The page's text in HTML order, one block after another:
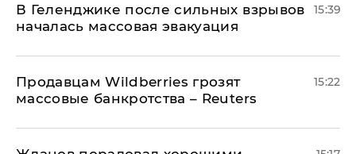
В Геленджике после сильных взрывов
началась массовая эвакуация
15:39
Продавцам Wildberries грозят
массовые банкротства – Reuters
15:22